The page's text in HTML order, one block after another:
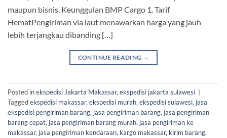
maupun bisnis. Keunggulan BMP Cargo 1. Tarif
HematPengiriman via laut menawarkan harga yang jauh
lebih terjangkau dibanding […]
CONTINUE READING →
Posted inekspedisi Jakarta Makassar, ekspedisi jakarta sulawesi
Taggedekspedisi makassar, ekspedisi murah, ekspedisi sulawesi, jasa
ekspedisi pengiriman barang, jasa pengiriman barang, jasa pengiriman
barang cepat, jasa pengiriman barang murah, jasa pengiriman ke
makassar, jasa pengiriman kendaraan, kargo makassar, kirim barang,